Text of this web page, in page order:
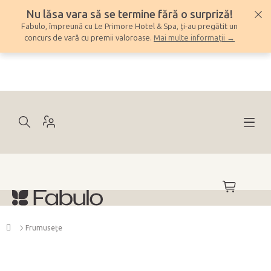
conținut
Nu lăsa vara să se termine fără o surpriză!
Fabulo, împreună cu Le Primore Hotel & Spa, ți-au pregătit un
concurs de vară cu premii valoroase. Mai multe informații →
COŞ
DE
AcasăFrumuseţe